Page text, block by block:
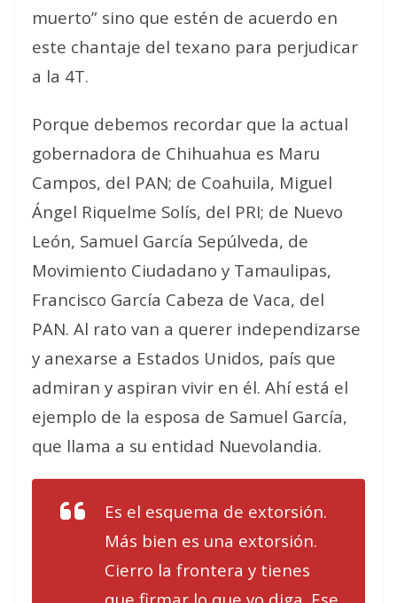
muerto” sino que estén de acuerdo en
este chantaje del texano para perjudicar
a la 4T.
Porque debemos recordar que la actual
gobernadora de Chihuahua es Maru
Campos, del PAN; de Coahuila, Miguel
Ángel Riquelme Solís, del PRI; de Nuevo
León, Samuel García Sepúlveda, de
Movimiento Ciudadano y Tamaulipas,
Francisco García Cabeza de Vaca, del
PAN. Al rato van a querer independizarse
y anexarse a Estados Unidos, país que
admiran y aspiran vivir en él. Ahí está el
ejemplo de la esposa de Samuel García,
que llama a su entidad Nuevolandia.
Es el esquema de extorsión.
Más bien es una extorsión.
Cierro la frontera y tienes